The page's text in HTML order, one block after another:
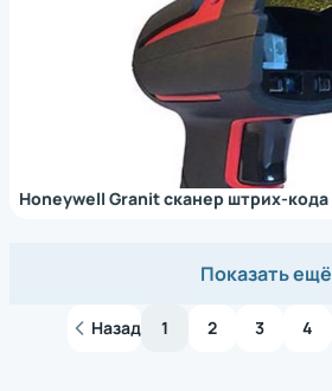
Базовая цена
Honeywell Granit сканер штрих-кода
Показать ещё
Назад 1 2 3 4